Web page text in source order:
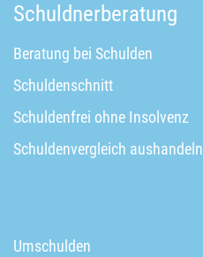
Schuldnerberatung
Beratung bei Schulden
Schuldenschnitt
Schuldenfrei ohne Insolvenz
Schuldenvergleich aushandeln
Umschulden